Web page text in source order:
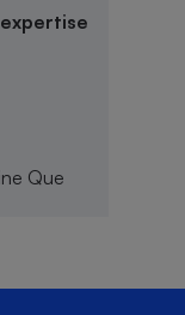
expertise